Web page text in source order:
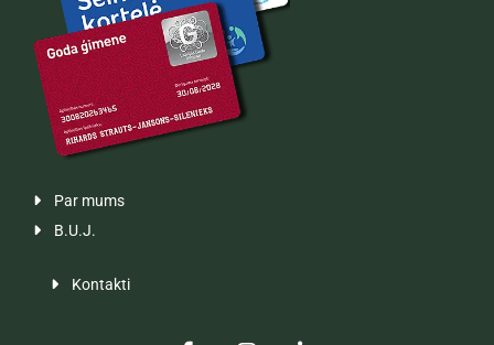
 Par mums
 B.U.J.
 Kontakti